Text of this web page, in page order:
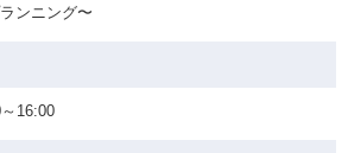
ンニング〜
16:00